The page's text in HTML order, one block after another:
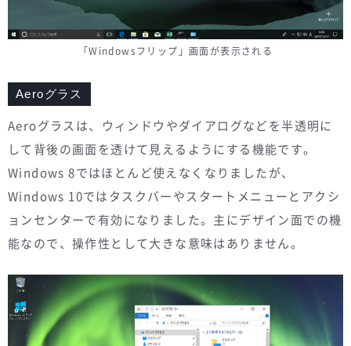
「Windowsフリップ」画面が表示される
Aeroグラス
Aeroグラスは、ウィンドウやダイアログなどを半透明に
して背後の画面を透けて見えるようにする機能です。
Windows 8ではほとんど使えなくなりましたが、
Windows 10ではタスクバーやスタートメニューとアクシ
ョンセンターで有効になりました。主にデザイン面での機
能なので、操作性として大きな意味はありません。